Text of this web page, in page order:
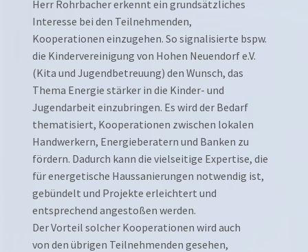
Herr Rohrbacher erkennt ein grundsätzliches
Interesse bei den Teilnehmenden,
Kooperationen einzugehen. So signalisierte bspw.
die Kindervereinigung von Hohen Neuendorf e.V.
(Kita und Jugendbetreuung) den Wunsch, das
Thema Energie stärker in die Kinder- und
Jugendarbeit einzubringen. Es wird der Bedarf
thematisiert, Kooperationen zwischen lokalen
Handwerkern, Energieberatern und Banken zu
fördern. Dadurch kann die vielseitige Expertise, die
für energetische Haussanierungen notwendig ist,
gebündelt und Projekte erleichtert und
entsprechend angestoßen werden.
Der Vorteil solcher Kooperationen wird auch
von den übrigen Teilnehmenden gesehen,